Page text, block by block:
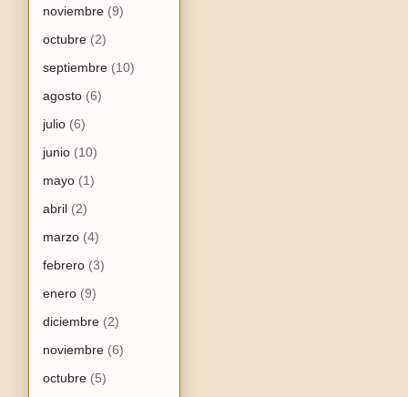
noviembre (9)
octubre (2)
septiembre (10)
agosto (6)
julio (6)
junio (10)
mayo (1)
abril (2)
marzo (4)
febrero (3)
enero (9)
diciembre (2)
noviembre (6)
octubre (5)